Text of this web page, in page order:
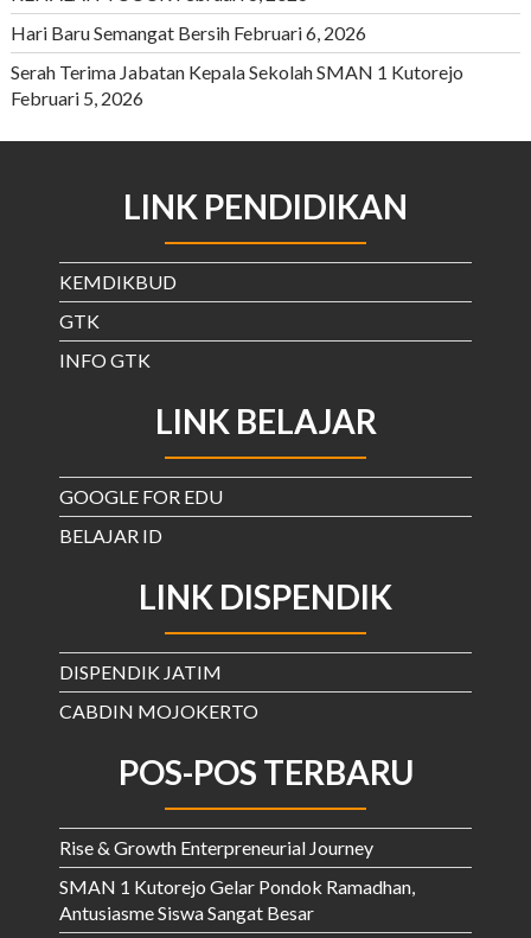
Hari Baru Semangat Bersih Februari 6, 2026
Serah Terima Jabatan Kepala Sekolah SMAN 1 Kutorejo
Februari 5, 2026
LINK PENDIDIKAN
KEMDIKBUD
GTK
INFO GTK
LINK BELAJAR
GOOGLE FOR EDU
BELAJAR ID
LINK DISPENDIK
DISPENDIK JATIM
CABDIN MOJOKERTO
POS-POS TERBARU
Rise & Growth Enterpreneurial Journey
SMAN 1 Kutorejo Gelar Pondok Ramadhan,
Antusiasme Siswa Sangat Besar